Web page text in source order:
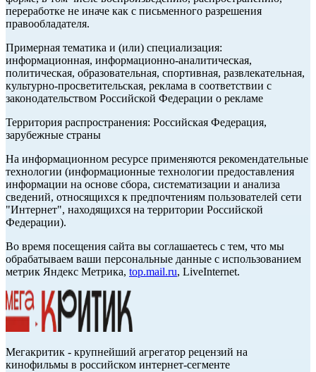
переработке не иначе как с письменного разрешения
правообладателя.
Примерная тематика и (или) специализация:
информационная, информационно-аналитическая,
политическая, образовательная, спортивная, развлекательная,
культурно-просветительская, реклама в соответствии с
законодательством Российской Федерации о рекламе
Территория распространения: Российская Федерация,
зарубежные страны
На информационном ресурсе применяются рекомендательные
технологии (информационные технологии предоставления
информации на основе сбора, систематизации и анализа
сведений, относящихся к предпочтениям пользователей сети
"Интернет", находящихся на территории Российской
Федерации).
Во время посещения сайта вы соглашаетесь с тем, что мы
обрабатываем ваши персональные данные с использованием
метрик Яндекс Метрика, top.mail.ru, LiveInternet.
Мегакритик - крупнейший агрегатор рецензий на
кинофильмы в российском интернет-сегменте